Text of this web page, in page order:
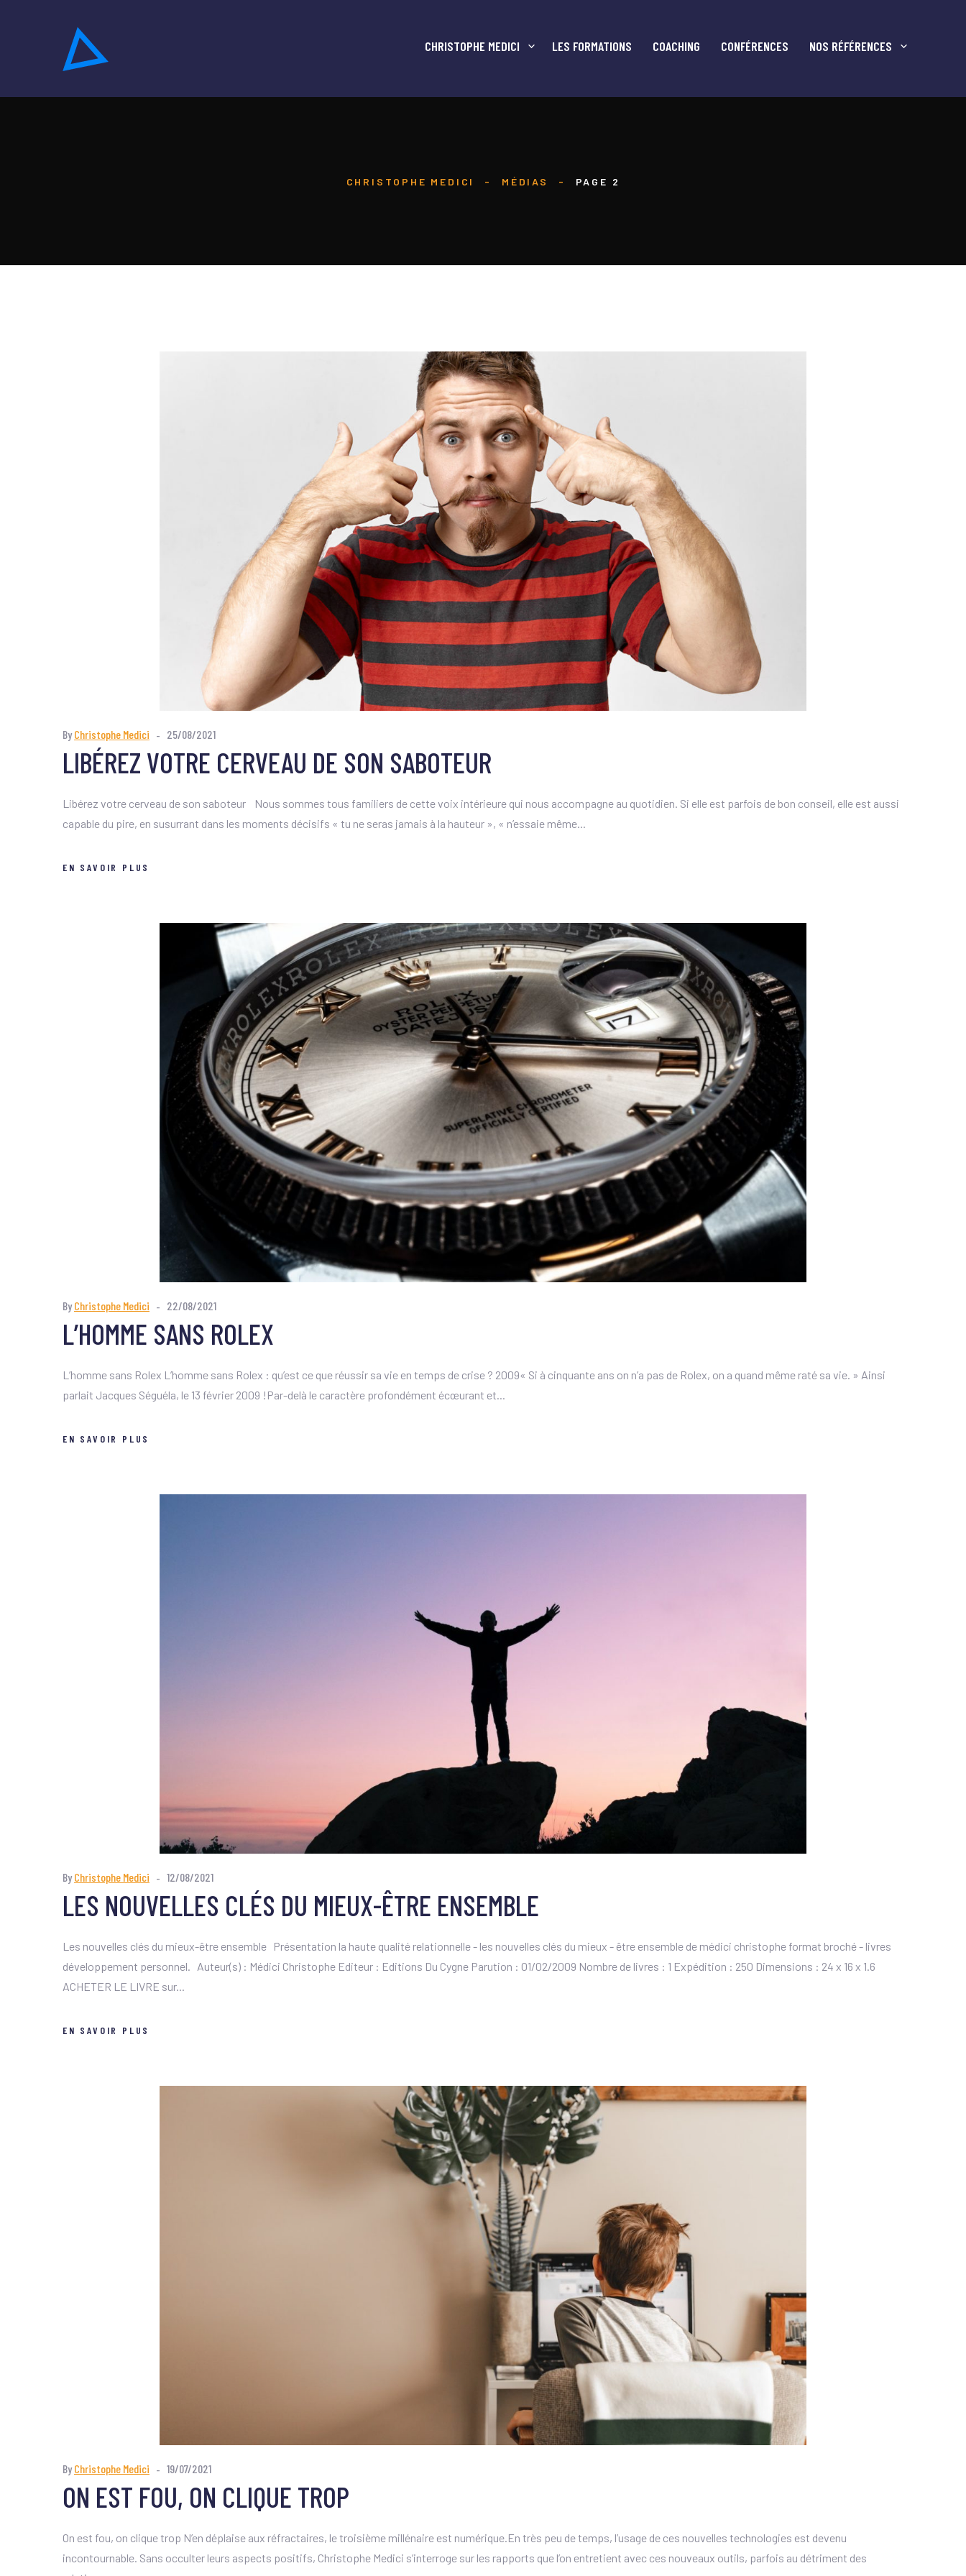
CHRISTOPHE MEDICI LES FORMATIONS COACHING CONFÉRENCES NOS RÉFÉRENCES
CHRISTOPHE MEDICI - MÉDIAS - PAGE 2
ByChristophe Medici 25/08/2021
LIBÉREZ VOTRE CERVEAU DE SON SABOTEUR
Libérez votre cerveau de son saboteur Nous sommes tous familiers de cette voix intérieure qui nous accompagne au quotidien. Si elle est parfois de bon conseil, elle est aussi
capable du pire, en susurrant dans les moments décisifs « tu ne seras jamais à la hauteur », « n’essaie même...
EN SAVOIR PLUS
ByChristophe Medici 22/08/2021
L’HOMME SANS ROLEX
L’homme sans Rolex L’homme sans Rolex : qu’est ce que réussir sa vie en temps de crise ? 2009« Si à cinquante ans on n’a pas de Rolex, on a quand même raté sa vie. » Ainsi
parlait Jacques Séguéla, le 13 février 2009 !Par-delà le caractère profondément écœurant et...
EN SAVOIR PLUS
ByChristophe Medici 12/08/2021
LES NOUVELLES CLÉS DU MIEUX-ÊTRE ENSEMBLE
Les nouvelles clés du mieux-être ensemble Présentation la haute qualité relationnelle - les nouvelles clés du mieux - être ensemble de médici christophe format broché - livres
développement personnel. Auteur(s) : Médici Christophe Editeur : Editions Du Cygne Parution : 01/02/2009 Nombre de livres : 1 Expédition : 250 Dimensions : 24 x 16 x 1.6
ACHETER LE LIVRE sur...
EN SAVOIR PLUS
ByChristophe Medici 19/07/2021
ON EST FOU, ON CLIQUE TROP
On est fou, on clique trop N’en déplaise aux réfractaires, le troisième millénaire est numérique.En très peu de temps, l’usage de ces nouvelles technologies est devenu
incontournable. Sans occulter leurs aspects positifs, Christophe Medici s’interroge sur les rapports que l’on entretient avec ces nouveaux outils, parfois au détriment des